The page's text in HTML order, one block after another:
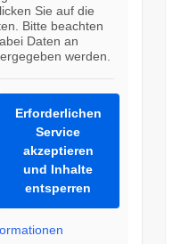
Sie auf die
Bitte beachten
Daten an
werden.
Erforderlichen
Service
akzeptieren
und Inhalte
entsperren